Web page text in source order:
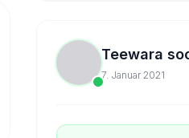
Teewara
7. Januar 2021